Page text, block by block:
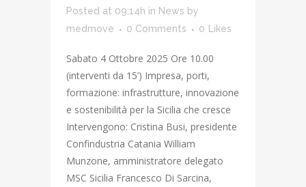
Posted at 09:14h in News by
medmove
0 Comments 0 Likes
Sabato 4 Ottobre 2025 Ore 10.00
(interventi da 15’) Impresa, porti,
formazione: infrastrutture, innovazione
e sostenibilità per la Sicilia che cresce
Intervengono: Cristina Busi, presidente
Confindustria Catania William
Munzone, amministratore delegato
MSC Sicilia Francesco Di Sarcina,